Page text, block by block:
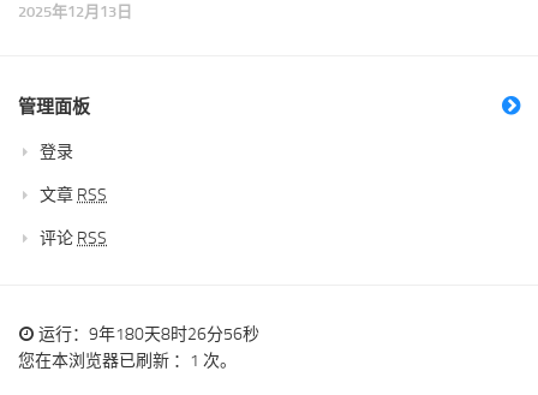
2025年12月13日
管理面板
登录
文章 RSS
评论 RSS
运行：9年180天8时26分56秒
您在本浏览器已刷新 ：1 次。